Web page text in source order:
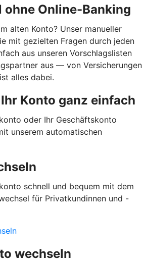
ohne Online-Banking
alten Konto? Unser manueller
mit gezielten Fragen durch jeden
aus unseren Vorschlagslisten
aus — von Versicherungen
alles dabei.
Konto ganz einfach
oder Ihr Geschäftskonto
unserem automatischen
schnell und bequem mit dem
für Privatkundinnen und -
wechseln